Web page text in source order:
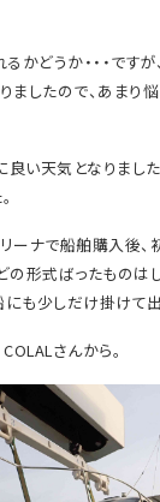
かどうか・・・です
ましたので、あまり
い天気となりまし
ーナで船舶購入後
の形式ばったものは
も少しだけ掛けて出
さんから。